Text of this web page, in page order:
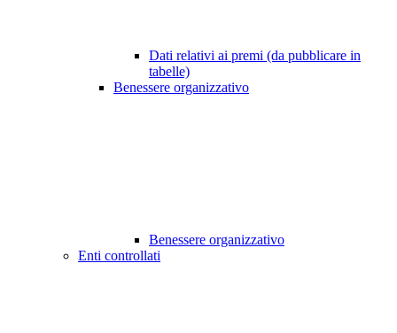
Dati relativi ai premi (da pubblicare in
tabelle)
Benessere organizzativo
Benessere organizzativo
Enti controllati